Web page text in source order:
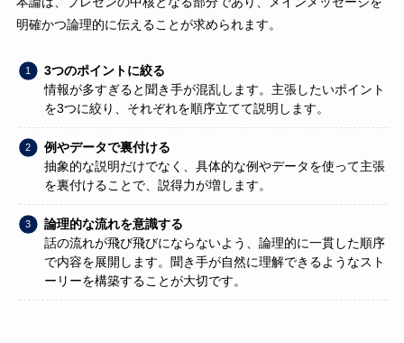
明確かつ論理的に伝えることが求められます。
3つのポイントに絞る
情報が多すぎると聞き手が混乱します。主張したいポイント
を3つに絞り、それぞれを順序立てて説明します。
例やデータで裏付ける
抽象的な説明だけでなく、具体的な例やデータを使って主張
を裏付けることで、説得力が増します。
論理的な流れを意識する
話の流れが飛び飛びにならないよう、論理的に一貫した順序
で内容を展開します。聞き手が自然に理解できるようなスト
ーリーを構築することが大切です。